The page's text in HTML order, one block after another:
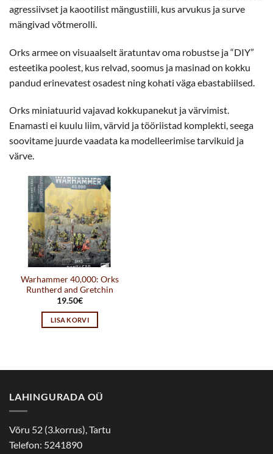
agressiivset ja kaootilist mängustiili, kus arvukus ja surve
mängivad võtmerolli.
Orks armee on visuaalselt äratuntav oma robustse ja “DIY”
esteetika poolest, kus relvad, soomus ja masinad on kokku
pandud erinevatest osadest ning kohati väga ebastabiilsed.
Orks miniatuurid vajavad kokkupanekut ja värvimist.
Enamasti ei kuulu liim, värvid ja tööriistad komplekti, seega
soovitame juurde vaadata ka modelleerimise tarvikuid ja
värve.
Warhammer 40,000: Orks
Runtherd and Gretchin
19.50€
LISA KORVI
LAHINGURADA OÜ
Võru 52 (3.korrus), Tartu
Telefon: 5241890